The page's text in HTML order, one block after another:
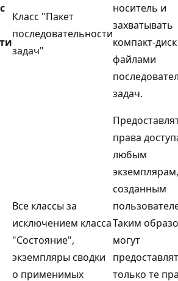
Класс "Пакет
последовательности
задач"
носитель и
захватывать
компакт-
файлами
задач.
Все классы за
исключением класса
"Состояние",
экземпляры сводки
о применимых
права
любым
экземплярам,
созданным
Таким
могут
только те